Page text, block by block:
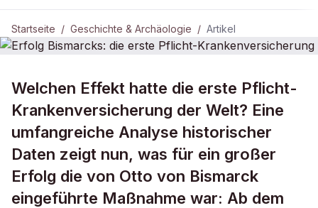
Startseite / Geschichte & Archäologie / Artikel
Erfolg Bismarcks: die erste Pflicht-
Krankenversicherung
Welchen Effekt hatte die erste Pflicht-
Krankenversicherung der Welt? Eine
umfangreiche Analyse historischer
Daten zeigt nun, was für ein großer
Erfolg die von Otto von Bismarck
eingeführte Maßnahme war: Ab dem